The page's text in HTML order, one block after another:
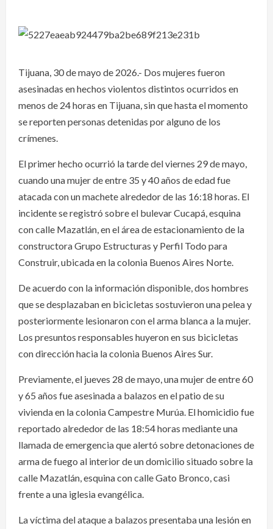
Tijuana, 30 de mayo de 2026.- Dos mujeres fueron
asesinadas en hechos violentos distintos ocurridos en
menos de 24 horas en Tijuana, sin que hasta el momento
se reporten personas detenidas por alguno de los
crímenes.
El primer hecho ocurrió la tarde del viernes 29 de mayo,
cuando una mujer de entre 35 y 40 años de edad fue
atacada con un machete alrededor de las 16:18 horas. El
incidente se registró sobre el bulevar Cucapá, esquina
con calle Mazatlán, en el área de estacionamiento de la
constructora Grupo Estructuras y Perfil Todo para
Construir, ubicada en la colonia Buenos Aires Norte.
De acuerdo con la información disponible, dos hombres
que se desplazaban en bicicletas sostuvieron una pelea y
posteriormente lesionaron con el arma blanca a la mujer.
Los presuntos responsables huyeron en sus bicicletas
con dirección hacia la colonia Buenos Aires Sur.
Previamente, el jueves 28 de mayo, una mujer de entre 60
y 65 años fue asesinada a balazos en el patio de su
vivienda en la colonia Campestre Murúa. El homicidio fue
reportado alrededor de las 18:54 horas mediante una
llamada de emergencia que alertó sobre detonaciones de
arma de fuego al interior de un domicilio situado sobre la
calle Mazatlán, esquina con calle Gato Bronco, casi
frente a una iglesia evangélica.
La víctima del ataque a balazos presentaba una lesión en